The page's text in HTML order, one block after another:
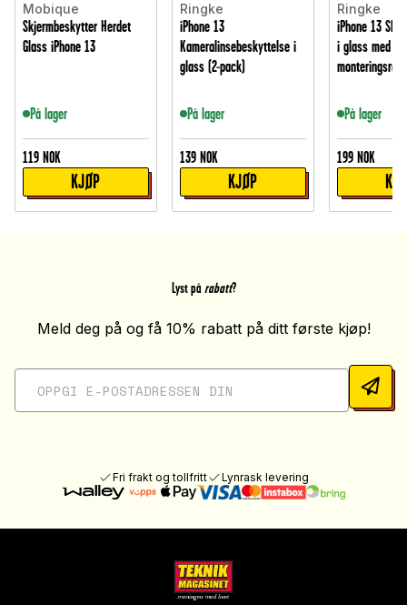
Mobique
Skjermbeskytter Herdet
Glass iPhone 13
På lager
119 NOK
KJØP
Ringke
iPhone 13
Kameralinsebeskyttelse i
glass (2-pack)
På lager
139 NOK
KJØP
Ringke
iPhone 13
i glass med
På lager
199 NOK
Lyst på rabatt?
Meld deg på og få 10% rabatt på ditt første kjøp!
Fri frakt og tollfritt Lynrask levering